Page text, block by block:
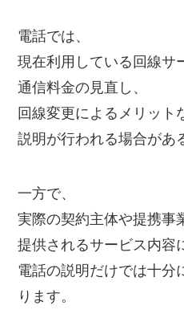
電話では、
現在利用している回線サ
通信料金の見直し、
回線変更によるメリット
説明が行われる場合があ
一方で、
実際の契約主体や提携事
提供されるサービス内容
電話の説明だけでは十分
ります。